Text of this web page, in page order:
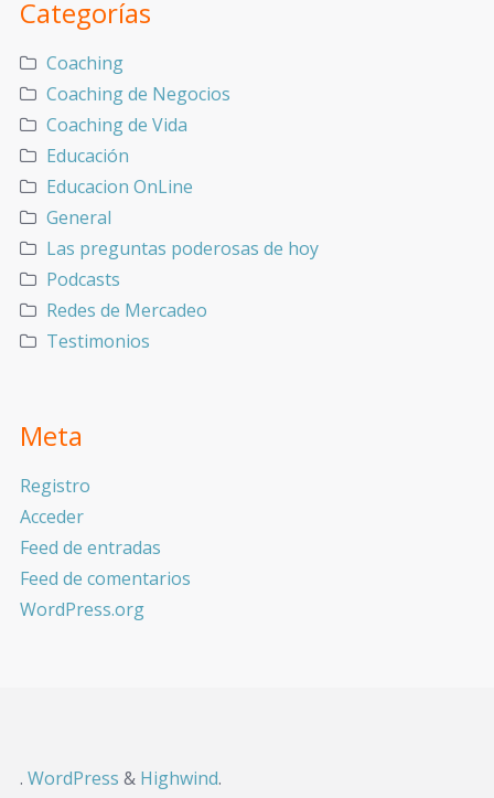
Categorías
Coaching
Coaching de Negocios
Coaching de Vida
Educación
Educacion OnLine
General
Las preguntas poderosas de hoy
Podcasts
Redes de Mercadeo
Testimonios
Meta
Registro
Acceder
Feed de entradas
Feed de comentarios
WordPress.org
. WordPress & Highwind.